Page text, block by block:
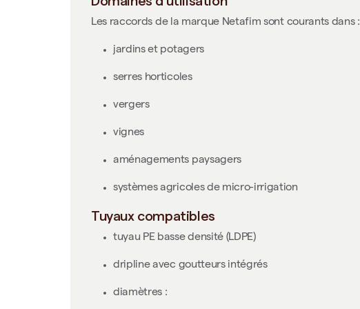
Les raccords de la marque Netafim sont courants dans :
jardins et potagers
serres horticoles
vergers
vignes
aménagements paysagers
systèmes agricoles de micro-irrigation
Tuyaux compatibles
tuyau PE basse densité (LDPE)
dripline avec goutteurs intégrés
diamètres :